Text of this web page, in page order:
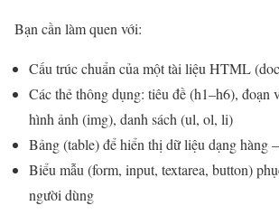
Bạn cần làm quen với:
Cấu trúc chuẩn của một tài liệu HTML
Các thẻ thông dụng: tiêu đề (h1–h6), đoạn
hình ảnh (img), danh sách (ul, ol, li)
Bảng (table) để hiển thị dữ liệu dạng hàng
Biểu mẫu (form, input, textarea, button)
người dùng